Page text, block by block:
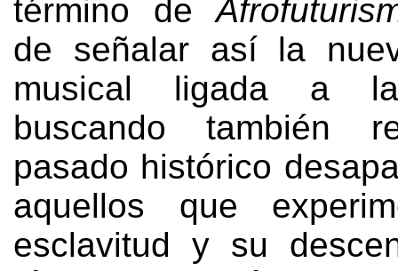
término de
de señalar así la
musical ligada a
buscando también
pasado histórico
aquellos que
esclavitud y su